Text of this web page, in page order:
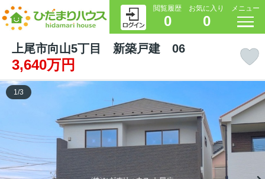
閲覧履歴
0
お気に入り
0
メニュー
上尾市向山5丁目 新築戸建 06
3,640万円
1/3